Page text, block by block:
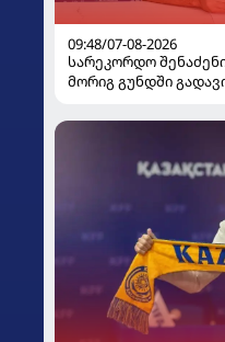
09:48/07-08-2026
სარეკორდო
მორიგ გუნდში